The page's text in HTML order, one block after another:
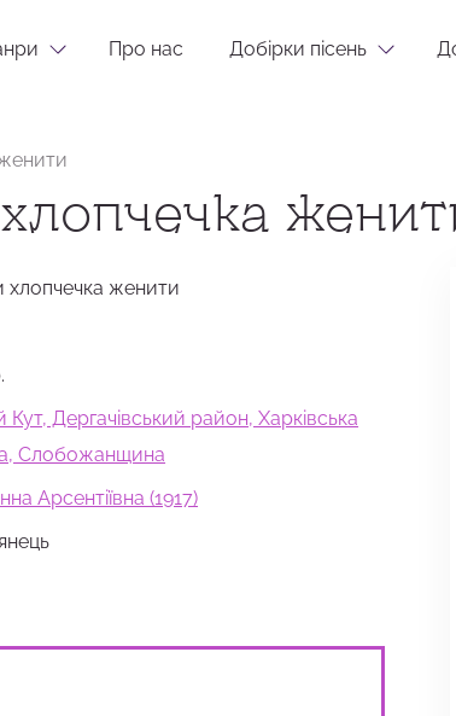
Про нас Добірки пісень
хлопчечка женити
Кут, Дергачівський район, Харківська
Слобожанщина
Арсентіївна (1917)